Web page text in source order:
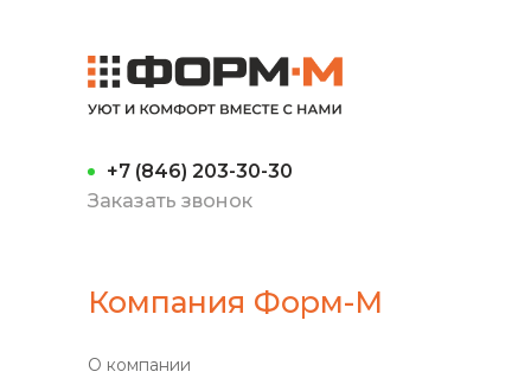
+7 (846) 203-30-30
Заказать звонок
Компания Форм-М
О компании